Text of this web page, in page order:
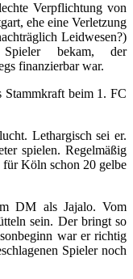
Verpflichtung von
ehe eine Verletzung
Leidwesen?)
bekam, der
finanzierbar war.
beim 1. FC
Lethargisch sei er.
spielen. Regelmäßig
Köln schon 20 gelbe
DM als Jajalo. Vom
sein. Der bringt so
war er richtig
Spieler noch